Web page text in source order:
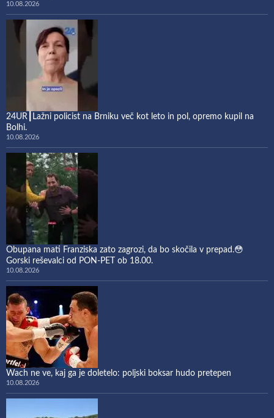
10.08.2026
24UR┃Lažni policist na Brniku več kot leto in pol, opremo kupil na
Bolhi.
10.08.2026
Obupana mati Franziska zato zagrozi, da bo skočila v prepad.😳
Gorski reševalci od PON-PET ob 18.00.
10.08.2026
Wach ne ve, kaj ga je doletelo: poljski boksar hudo pretepen
10.08.2026